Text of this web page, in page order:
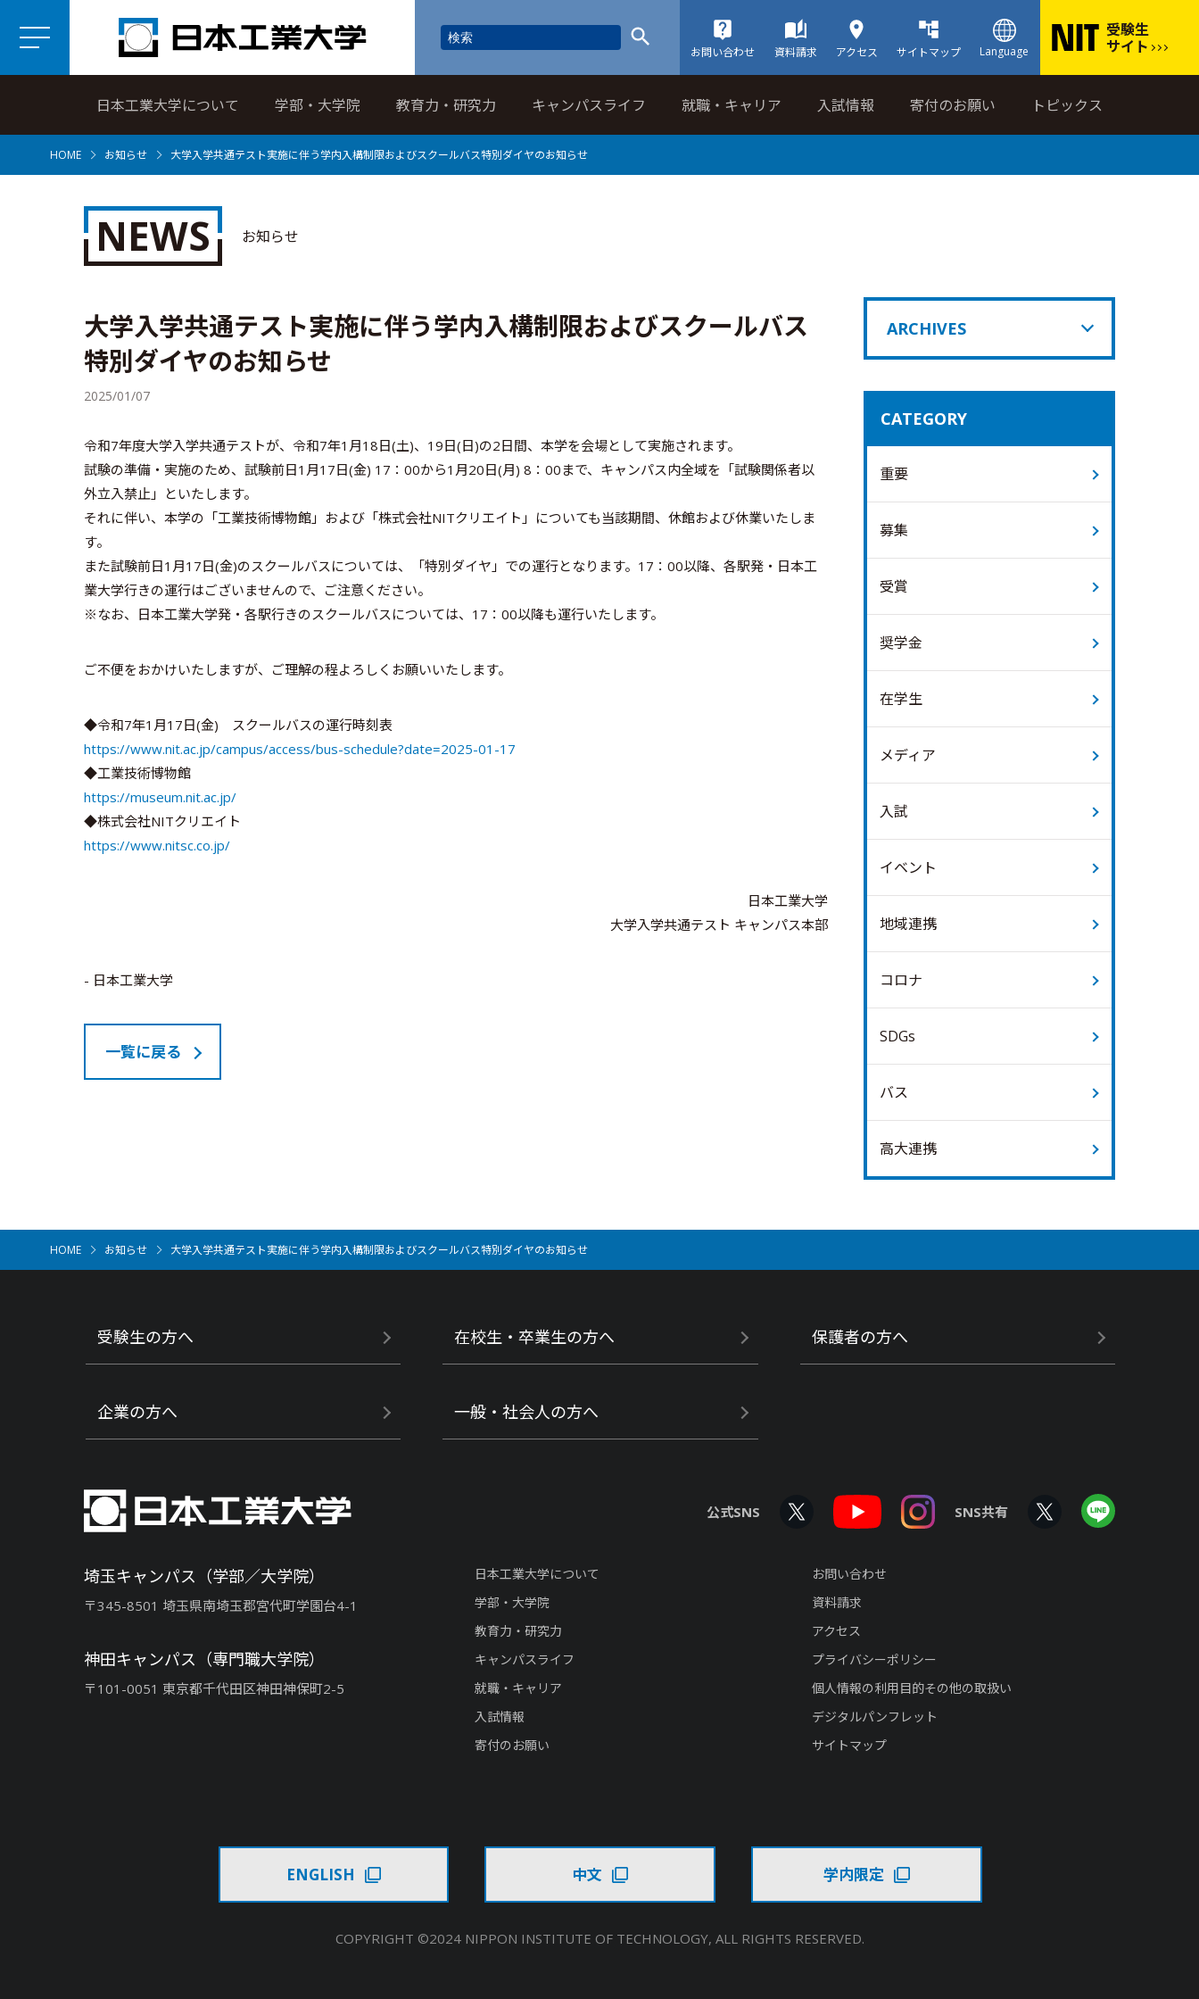
お問い合わせ 資料請求 アクセス サイトマップ Language
受験生
サイト
日本工業大学について 学部・大学院 教育力・研究力 キャンパスライフ 就職・キャリア 入試情報 寄付のお願い トピックス
HOME お知らせ 大学入学共通テスト実施に伴う学内入構制限およびスクールバス特別ダイヤのお知らせ
NEWS お知らせ
大学入学共通テスト実施に伴う学内入構制限およびスクールバス
特別ダイヤのお知らせ
2025/01/07
令和7年度大学入学共通テストが、令和7年1月18日(土)、19日(日)の2日間、本学を会場として実施されます。
試験の準備・実施のため、試験前日1月17日(金) 17：00から1月20日(月) 8：00まで、キャンパス内全域を「試験関係者以
外立入禁止」といたします。
それに伴い、本学の「工業技術博物館」および「株式会社NITクリエイト」についても当該期間、休館および休業いたしま
す。
また試験前日1月17日(金)のスクールバスについては、「特別ダイヤ」での運行となります。17：00以降、各駅発・日本工
業大学行きの運行はございませんので、ご注意ください。
※なお、日本工業大学発・各駅行きのスクールバスについては、17：00以降も運行いたします。
ご不便をおかけいたしますが、ご理解の程よろしくお願いいたします。
◆令和7年1月17日(金) スクールバスの運行時刻表
https://www.nit.ac.jp/campus/access/bus-schedule?date=2025-01-17
◆工業技術博物館
https://museum.nit.ac.jp/
◆株式会社NITクリエイト
https://www.nitsc.co.jp/
日本工業大学
大学入学共通テスト キャンパス本部
- 日本工業大学
一覧に戻る
ARCHIVES
CATEGORY
重要
募集
受賞
奨学金
在学生
メディア
入試
イベント
地域連携
コロナ
SDGs
バス
高大連携
HOME お知らせ 大学入学共通テスト実施に伴う学内入構制限およびスクールバス特別ダイヤのお知らせ
受験生の方へ 在校生・卒業生の方へ 保護者の方へ
企業の方へ 一般・社会人の方へ
埼玉キャンパス（学部／大学院）
〒345-8501 埼玉県南埼玉郡宮代町学園台4-1
神田キャンパス（専門職大学院）
〒101-0051 東京都千代田区神田神保町2-5
日本工業大学について
学部・大学院
教育力・研究力
キャンパスライフ
就職・キャリア
入試情報
寄付のお願い
お問い合わせ
資料請求
アクセス
プライバシーポリシー
個人情報の利用目的その他の取扱い
デジタルパンフレット
サイトマップ
公式SNS SNS共有
ENGLISH 中文 学内限定
COPYRIGHT ©2024 NIPPON INSTITUTE OF TECHNOLOGY, ALL RIGHTS RESERVED.